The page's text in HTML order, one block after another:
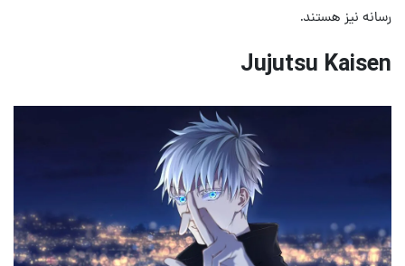
رسانه نیز هستند.
Jujutsu Kaisen